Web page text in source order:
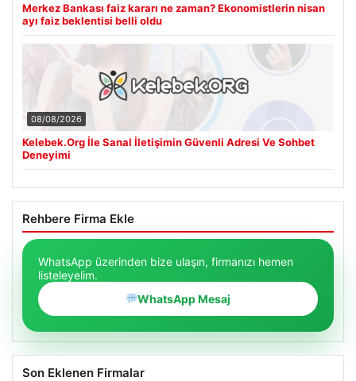
Merkez Bankası faiz kararı ne zaman? Ekonomistlerin nisan
ayı faiz beklentisi belli oldu
08/08/2026
Kelebek.Org İle Sanal İletişimin Güvenli Adresi Ve Sohbet
Deneyimi
Rehbere Firma Ekle
WhatsApp üzerinden bize ulaşın, firmanızı hemen
listeleyelim.
WhatsApp Mesaj
Son Eklenen Firmalar